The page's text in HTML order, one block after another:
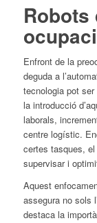
Robots
Enfront de la
deguda a
tecnologia pot ser
la introducció
laborals,
centre logístic.
certes tasques,
supervisar i
Aquest
assegura no sols
destaca la